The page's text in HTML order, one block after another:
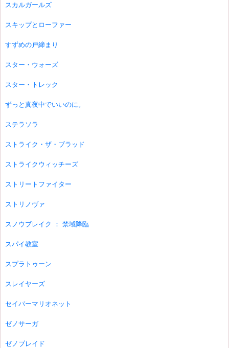
スカルガールズ
スキップとローファー
すずめの戸締まり
スター・ウォーズ
スター・トレック
ずっと真夜中でいいのに。
ステラソラ
ストライク・ザ・ブラッド
ストライクウィッチーズ
ストリートファイター
ストリノヴァ
スノウブレイク ： 禁域降臨
スパイ教室
スプラトゥーン
スレイヤーズ
セイバーマリオネット
ゼノサーガ
ゼノブレイド